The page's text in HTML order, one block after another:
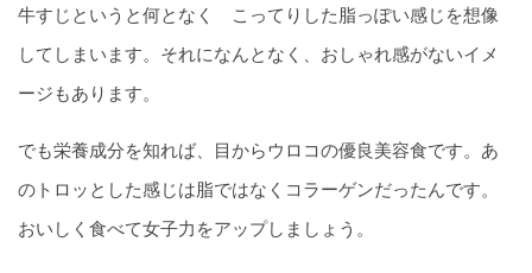
牛すじというと何となく こってりした脂っぽい感じを想像
してしまいます。それになんとなく、おしゃれ感がないイメ
ージもあります。
でも栄養成分を知れば、目からウロコの優良美容食です。あ
のトロッとした感じは脂ではなくコラーゲンだったんです。
おいしく食べて女子力をアップしましょう。